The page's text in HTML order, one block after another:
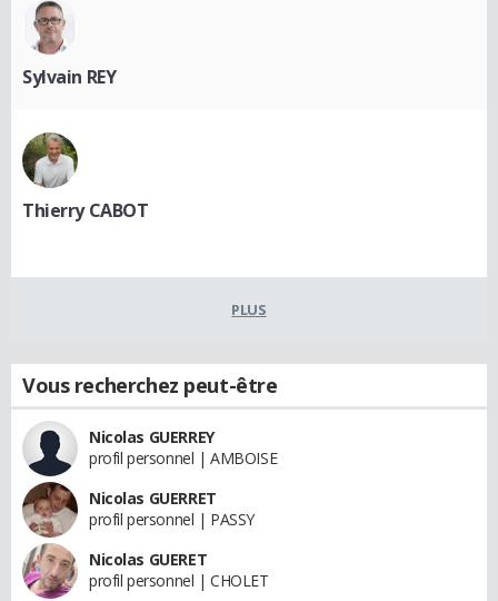
Sylvain REY
Thierry CABOT
PLUS
Vous recherchez peut-être
Nicolas GUERREY
profil personnel | AMBOISE
Nicolas GUERRET
profil personnel | PASSY
Nicolas GUERET
profil personnel | CHOLET